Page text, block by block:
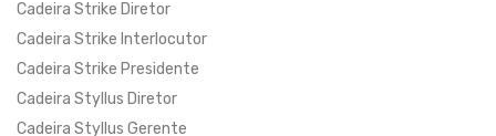
Cadeira Strike Diretor
Cadeira Strike Interlocutor
Cadeira Strike Presidente
Cadeira Styllus Diretor
Cadeira Styllus Gerente